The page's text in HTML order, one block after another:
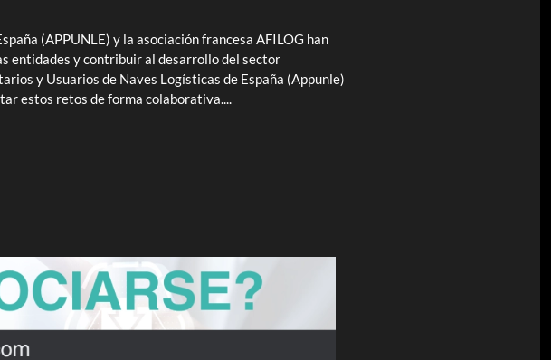
(APPUNLE) y la asociación francesa AFILOG han
entidades y contribuir al desarrollo del sector
y Usuarios de Naves Logísticas de España (Appunle)
estos retos de forma colaborativa....